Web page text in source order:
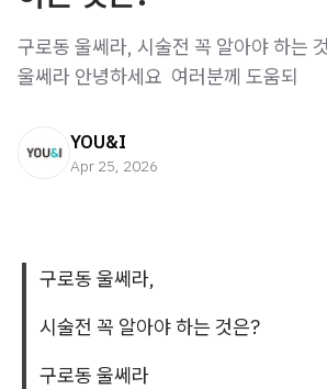
구로동 울쎄라, 시술전 꼭 알아야 하는
울쎄라 안녕하세요 ​ 여러분께 도움되
YOU&I
Apr 25, 2026
구로동 울쎄라,
시술전 꼭 알아야 하는 것은?
구로동 울쎄라